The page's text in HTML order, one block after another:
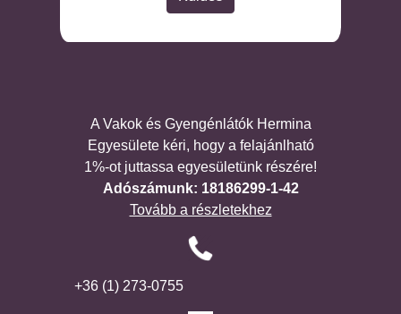
A Vakok és Gyengénlátók Hermina
Egyesülete kéri, hogy a felajánlható
1%-ot juttassa egyesületünk részére!
Adószámunk: 18186299-1-42
Tovább a részletekhez
+36 (1) 273-0755